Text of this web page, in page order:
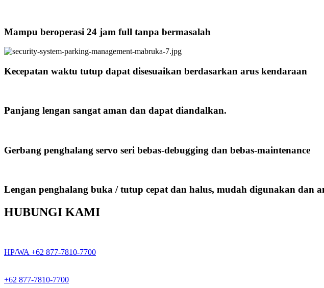
Mampu beroperasi 24 jam full tanpa bermasalah
Kecepatan waktu tutup dapat disesuaikan berdasarkan arus kendaraan
Panjang lengan sangat aman dan dapat diandalkan.
Gerbang penghalang servo seri bebas-debugging dan bebas-maintenance
Lengan penghalang buka / tutup cepat dan halus, mudah digunakan dan
HUBUNGI KAMI
HP/WA +62 877-7810-7700
+62 877-7810-7700